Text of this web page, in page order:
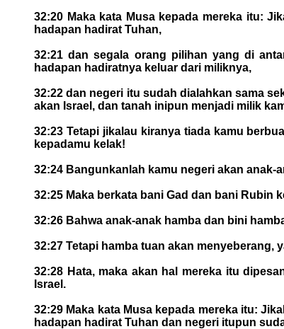
32:20 Maka kata Musa kepada mereka itu:
hadapan hadirat Tuhan,
32:21 dan segala orang pilihan yang di
hadapan hadiratnya keluar dari miliknya,
32:22 dan negeri itu sudah dialahkan sama
akan Israel, dan tanah inipun menjadi milik
32:23 Tetapi jikalau kiranya tiada kamu
kepadamu kelak!
32:24 Bangunkanlah kamu negeri akan
32:25 Maka berkata bani Gad dan bani Rubin
32:26 Bahwa anak-anak hamba dan bini
32:27 Tetapi hamba tuan akan
32:28 Hata, maka akan hal mereka itu
Israel.
32:29 Maka kata Musa kepada mereka itu:
hadapan hadirat Tuhan dan negeri itupun